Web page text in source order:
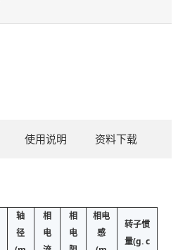
使用说明 资料下载
轴
径
相
电
相
电
相电
感
转子惯
量(g. c